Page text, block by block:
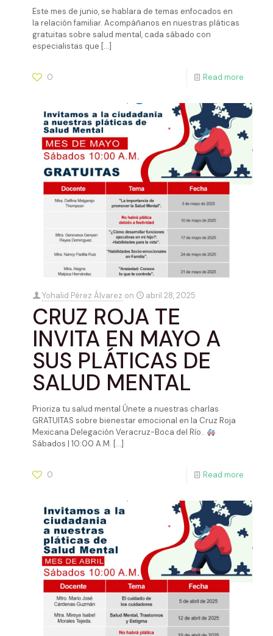
Este mes de junio, se hablara de temas enfocados en
la relación familiar. Acompáñanos en nuestras pláticas
gratuitas sobre salud mental, cada sábado con
especialistas que […]
0 Read more
Yohalid Pérez Álvarez on abril 28, 2025
CRUZ ROJA TE
INVITA EN MAYO A
SUS PLÁTICAS DE
SALUD MENTAL
Prioriza tu salud mental Únete a nuestras charlas
GRATUITAS sobre bienestar emocional en la Cruz Roja
Mexicana Delegación Veracruz-Boca del Río..
Sábados | 10:00 A.M. […]
0 Read more